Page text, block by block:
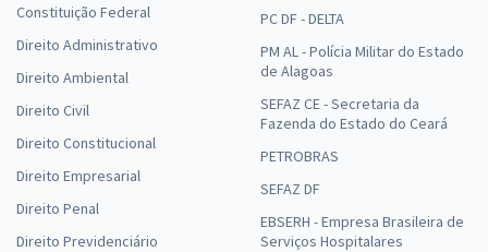
Constituição Federal
Direito Administrativo
Direito Ambiental
Direito Civil
Direito Constitucional
Direito Empresarial
Direito Penal
Direito Previdenciário
PC DF - DELTA
PM AL - Polícia Militar do Estado
de Alagoas
SEFAZ CE - Secretaria da
Fazenda do Estado do Ceará
PETROBRAS
SEFAZ DF
EBSERH - Empresa Brasileira de
Serviços Hospitalares